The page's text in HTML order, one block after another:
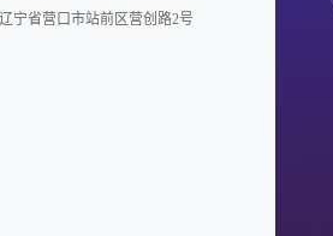
宁省营口市站前区营创路2号